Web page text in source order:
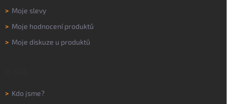
> Moje slevy
> Moje hodnocení produktů
> Moje diskuze u produktů
> Kdo jsme?